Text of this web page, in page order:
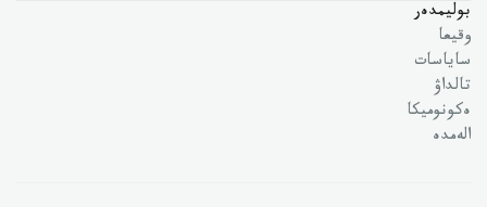
بوليمدەر
وقيعا
ساياسات
تالداۋ
ەكونوميكا
الەمدە